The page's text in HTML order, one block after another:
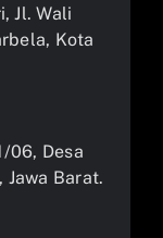
Jl. Wali
Kota
06, Desa
Jawa Barat.